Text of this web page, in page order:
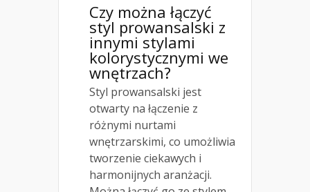
Czy można łączyć
styl prowansalski z
innymi stylami
kolorystycznymi we
wnętrzach?
Styl prowansalski jest
otwarty na łączenie z
różnymi nurtami
wnętrzarskimi, co umożliwia
tworzenie ciekawych i
harmonijnych aranżacji.